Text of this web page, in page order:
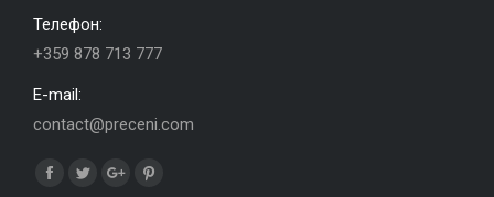
Телефон:
+359 878 713 777
E-mail:
contact@preceni.com
Find us on:
Facebook
TwitterGoogle+